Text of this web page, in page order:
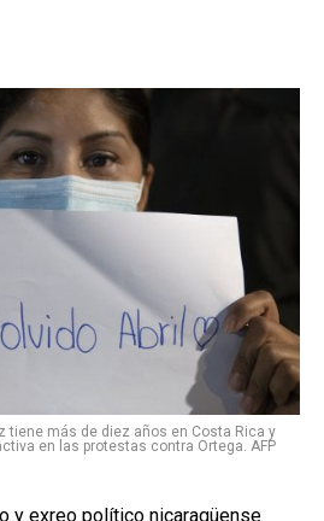
tiene más de diez años en Costa Rica y
en las protestas contra Ortega. AFP
y exreo político nicaragüense